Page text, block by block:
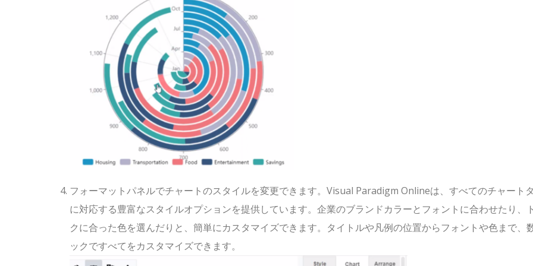
フォーマットパネルでチャートのスタイルを変更できます。Visual Paradigm Onlineは、すべてのチャート
に対応する豊富なスタイルオプションを提供しています。企業のブランドカラーとフォントに合わせたり、
クに合った色を選んだりと、簡単にカスタマイズできます。タイトルや凡例の位置からフォントや色まで、
ックですべてをカスタマイズできます。